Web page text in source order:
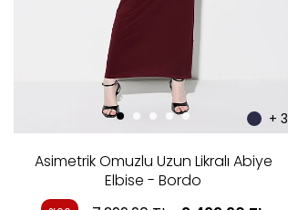
+ 3
Asimetrik Omuzlu Uzun Likralı Abiye
Elbise - Bordo